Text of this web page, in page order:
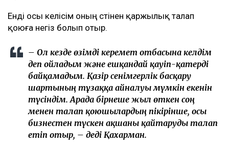
Енді осы келісім оның үстінен қаржылық талап
қоюға негіз болып отыр.
– Ол кезде өзімді керемет отбасына келдім
деп ойладым және ешқандай қауіп-қатерді
байқамадым. Қазір сенімгерлік басқару
шартының тұзаққа айналуы мүмкін екенін
түсіндім. Арада бірнеше жыл өткен соң
менен талап қоюшылардың пікірінше, осы
бизнестен түскен ақшаны қайтаруды талап
етіп отыр, – деді Қахарман.